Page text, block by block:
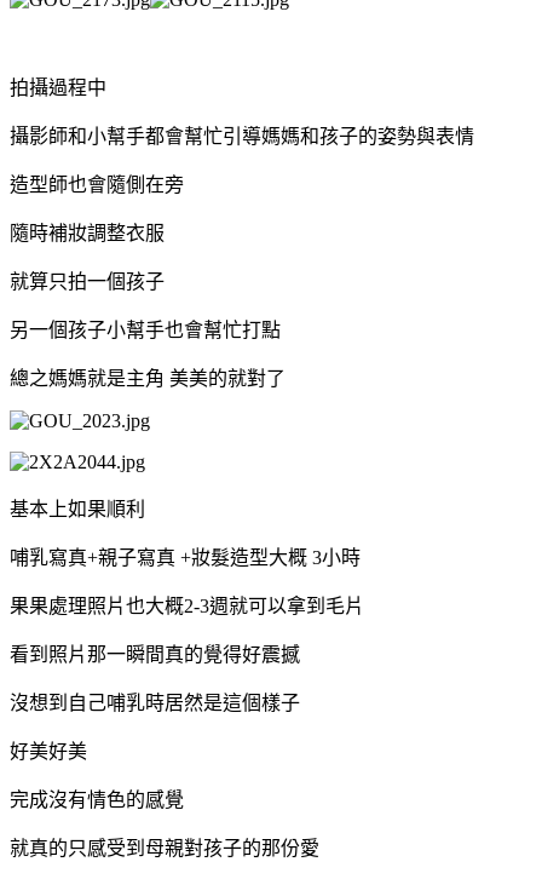
拍攝過程中
攝影師和小幫手都會幫忙引導媽媽和孩子的姿勢與表情
造型師也會隨側在旁
隨時補妝調整衣服
就算只拍一個孩子
另一個孩子小幫手也會幫忙打點
總之媽媽就是主角 美美的就對了
基本上如果順利
哺乳寫真+親子寫真 +妝髮造型大概 3小時
果果處理照片也大概2-3週就可以拿到毛片
看到照片那一瞬間真的覺得好震撼
沒想到自己哺乳時居然是這個樣子
好美好美
完成沒有情色的感覺
就真的只感受到母親對孩子的那份愛